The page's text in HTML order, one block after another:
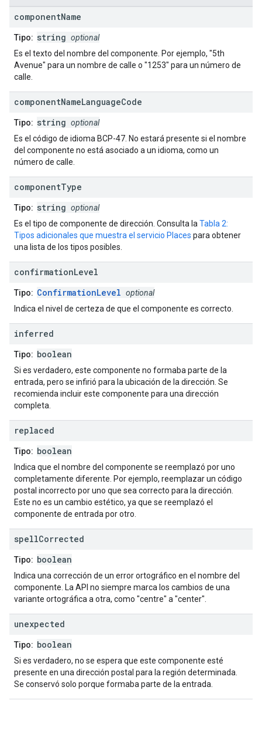
componentName
Tipo: string optional
Es el texto del nombre del componente. Por ejemplo, "5th
Avenue" para un nombre de calle o "1253" para un número de
calle.
componentNameLanguageCode
Tipo: string optional
Es el código de idioma BCP-47. No estará presente si el nombre
del componente no está asociado a un idioma, como un
número de calle.
componentType
Tipo: string optional
Es el tipo de componente de dirección. Consulta la Tabla 2:
Tipos adicionales que muestra el servicio Places para obtener
una lista de los tipos posibles.
confirmationLevel
Tipo: ConfirmationLevel optional
Indica el nivel de certeza de que el componente es correcto.
inferred
Tipo: boolean
Si es verdadero, este componente no formaba parte de la
entrada, pero se infirió para la ubicación de la dirección. Se
recomienda incluir este componente para una dirección
completa.
replaced
Tipo: boolean
Indica que el nombre del componente se reemplazó por uno
completamente diferente. Por ejemplo, reemplazar un código
postal incorrecto por uno que sea correcto para la dirección.
Este no es un cambio estético, ya que se reemplazó el
componente de entrada por otro.
spellCorrected
Tipo: boolean
Indica una corrección de un error ortográfico en el nombre del
componente. La API no siempre marca los cambios de una
variante ortográfica a otra, como "centre" a "center".
unexpected
Tipo: boolean
Si es verdadero, no se espera que este componente esté
presente en una dirección postal para la región determinada.
Se conservó solo porque formaba parte de la entrada.